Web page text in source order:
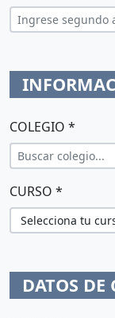
COLEGIO *
CURSO *
DATOS DE